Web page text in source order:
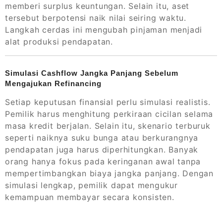
memberi surplus keuntungan. Selain itu, aset
tersebut berpotensi naik nilai seiring waktu.
Langkah cerdas ini mengubah pinjaman menjadi
alat produksi pendapatan.
Simulasi Cashflow Jangka Panjang Sebelum
Mengajukan Refinancing
Setiap keputusan finansial perlu simulasi realistis.
Pemilik harus menghitung perkiraan cicilan selama
masa kredit berjalan. Selain itu, skenario terburuk
seperti naiknya suku bunga atau berkurangnya
pendapatan juga harus diperhitungkan. Banyak
orang hanya fokus pada keringanan awal tanpa
mempertimbangkan biaya jangka panjang. Dengan
simulasi lengkap, pemilik dapat mengukur
kemampuan membayar secara konsisten.